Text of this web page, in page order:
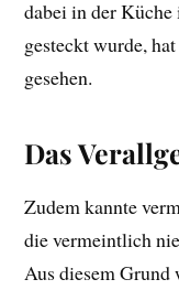
dabei in der
gesteckt wurde,
gesehen.
Das
Zudem kannte
die vermeintlich
Aus diesem